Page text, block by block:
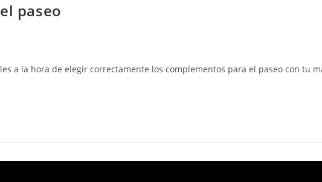
paseo
a la hora de elegir correctamente los complementos para el paseo con tu